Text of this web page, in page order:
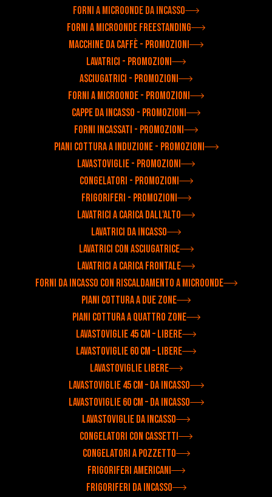
Forni a microonde da incasso
Forni a microonde freestanding
Macchine da caffè - Promozioni
Lavatrici - Promozioni
Asciugatrici - Promozioni
Forni a microonde - Promozioni
Cappe da incasso - Promozioni
Forni incassati - Promozioni
Piani cottura a induzione - Promozioni
Lavastoviglie - Promozioni
Congelatori - Promozioni
Frigoriferi - Promozioni
Lavatrici a carica dall'alto
Lavatrici da incasso
Lavatrici con asciugatrice
Lavatrici a carica frontale
Forni da incasso con riscaldamento a microonde
Piani cottura a due zone
Piani cottura a quattro zone
Lavastoviglie 45 cm – libere
Lavastoviglie 60 cm – libere
Lavastoviglie libere
Lavastoviglie 45 cm – da incasso
Lavastoviglie 60 cm – da incasso
Lavastoviglie da incasso
Congelatori con cassetti
Congelatori a pozzetto
Frigoriferi americani
Frigoriferi da incasso